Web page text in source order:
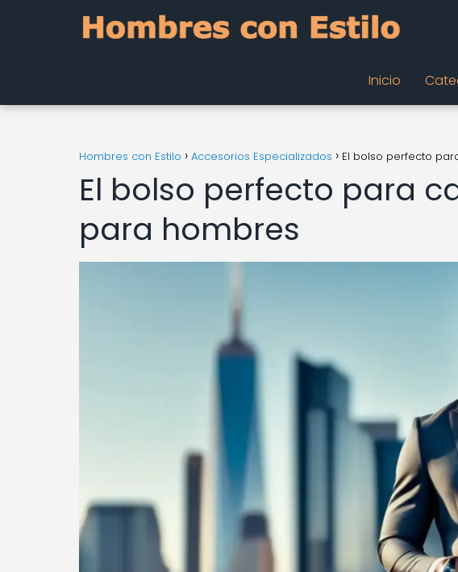
Inicio
Hombres con Estilo Accesorios Especializados El bolso perfecto
El bolso perfecto para
para hombres